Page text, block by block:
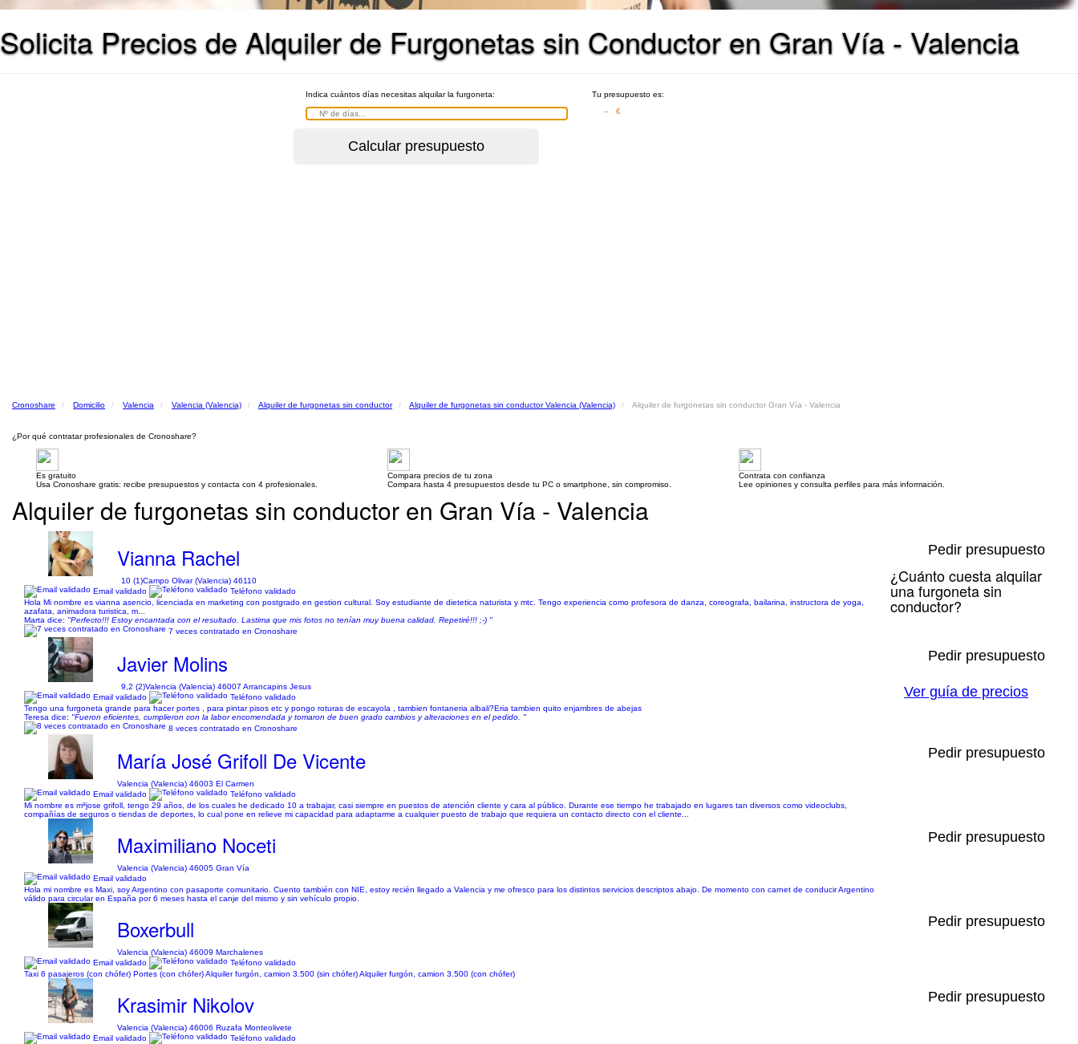
Solicita Precios de Alquiler de Furgonetas sin Conductor en Gran Vía - Valencia
Indica cuántos días necesitas alquilar la furgoneta:
Tu presupuesto es:
– €
Cronoshare Domicilio Valencia Valencia (Valencia) Alquiler de furgonetas sin conductor Alquiler de furgonetas sin conductor Valencia (Valencia) Alquiler de furgonetas sin conductor Gran Vía - Valencia
¿Por qué contratar profesionales de Cronoshare?
Es gratuito
Usa Cronoshare gratis: recibe presupuestos y contacta con 4 profesionales.
Compara precios de tu zona
Compara hasta 4 presupuestos desde tu PC o smartphone, sin compromiso.
Contrata con confianza
Lee opiniones y consulta perfiles para más información.
Alquiler de furgonetas sin conductor en Gran Vía - Valencia
Vianna Rachel
10 (1)Campo Olivar (Valencia) 46110
Email validado
Teléfono validado
Hola Mi nombre es vianna asencio, licenciada en marketing con postgrado en gestion cultural. Soy estudiante de dietetica naturista y mtc. Tengo experiencia como profesora de danza, coreografa, bailarina, instructora de yoga,
azafata, animadora turistica, m...
Marta dice: "Perfecto!!! Estoy encantada con el resultado. Lastima que mis fotos no tenían muy buena calidad. Repetiré!!! ;-) "
7 veces contratado en Cronoshare
Pedir presupuesto
Javier Molins
9,2 (2)Valencia (Valencia) 46007 Arrancapins Jesus
Email validado
Teléfono validado
Tengo una furgoneta grande para hacer portes , para pintar pisos etc y pongo roturas de escayola , tambien fontaneria albali?Eria tambien quito enjambres de abejas
Teresa dice: "Fueron eficientes, cumplieron con la labor encomendada y tomaron de buen grado cambios y alteraciones en el pedido. "
8 veces contratado en Cronoshare
Pedir presupuesto
María José Grifoll De Vicente
Valencia (Valencia) 46003 El Carmen
Email validado
Teléfono validado
Mi nombre es mªjose grifoll, tengo 29 años, de los cuales he dedicado 10 a trabajar, casi siempre en puestos de atención cliente y cara al público. Durante ese tiempo he trabajado en lugares tan diversos como videoclubs,
compañías de seguros o tiendas de deportes, lo cual pone en relieve mi capacidad para adaptarme a cualquier puesto de trabajo que requiera un contacto directo con el cliente...
Pedir presupuesto
Maximiliano Noceti
Valencia (Valencia) 46005 Gran Vía
Email validado
Hola mi nombre es Maxi, soy Argentino con pasaporte comunitario. Cuento también con NIE, estoy recién llegado a Valencia y me ofresco para los distintos servicios descriptos abajo. De momento con carnet de conducir Argentino
válido para circular en España por 6 meses hasta el canje del mismo y sin vehículo propio.
Pedir presupuesto
Boxerbull
Valencia (Valencia) 46009 Marchalenes
Email validado
Teléfono validado
Taxi 6 pasajeros (con chófer) Portes (con chófer) Alquiler furgón, camion 3.500 (sin chófer) Alquiler furgón, camion 3.500 (con chófer)
Pedir presupuesto
Krasimir Nikolov
Valencia (Valencia) 46006 Ruzafa Monteolivete
Email validado
Teléfono validado
Pedir presupuesto
¿Cuánto cuesta alquilar
una furgoneta sin
conductor?
Ver guía de precios